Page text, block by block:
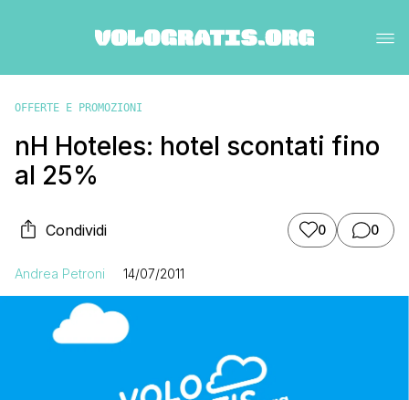
OFFERTE E PROMOZIONI
nH Hoteles: hotel scontati fino
al 25%
Condividi 0 0
Andrea Petroni 14/07/2011